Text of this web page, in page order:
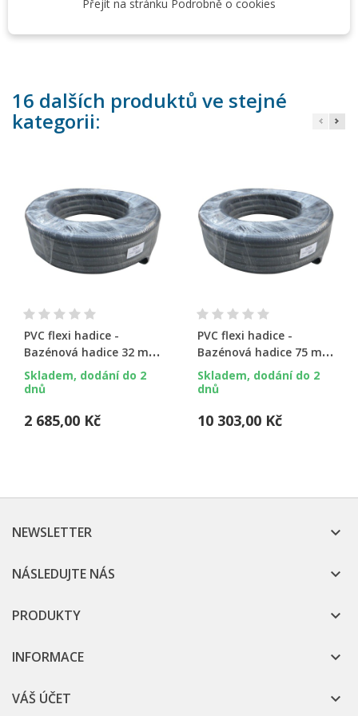
svou snadnou manipulací a montáží
16 dalších produktů ve stejné
kategorii:
PVC flexi hadice -
Bazénová hadice 32 mm
ext. (25 mm int.), 25 m
balení
Skladem, dodání do 2
dnů
2 685,00 Kč
PVC flexi hadice -
Bazénová hadice 75 mm
ext. (65 mm int.), 25 m
balení
Skladem, dodání do 2
dnů
10 303,00 Kč
NEWSLETTER 
NÁSLEDUJTE NÁS 
PRODUKTY 
INFORMACE 
VÁŠ ÚČET 
Přejít na stránku Podrobně o cookies